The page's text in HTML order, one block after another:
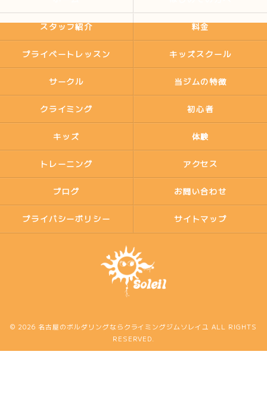
スタッフ紹介 料金
プライベートレッスン キッズスクール
サークル 当ジムの特徴
クライミング 初心者
キッズ 体験
トレーニング アクセス
ブログ お問い合わせ
プライバシーポリシー サイトマップ
© 2026 名古屋のボルダリングならクライミングジムソレイユ ALL RIGHTS
RESERVED.